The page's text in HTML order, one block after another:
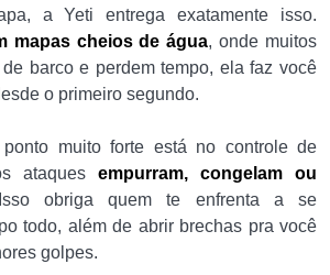
a Yeti entrega exatamente isso.
mapas cheios de água, onde muitos
barco e perdem tempo, ela faz você
o primeiro segundo.
muito forte está no controle de
ataques empurram, congelam ou
obriga quem te enfrenta a se
todo, além de abrir brechas pra você
golpes.